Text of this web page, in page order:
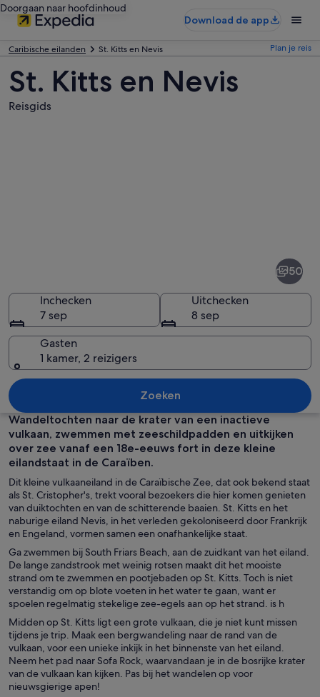
Doorgaan naar hoofdinhoud
Download de app
Caribische eilanden St. Kitts en Nevis Plan je reis
St. Kitts en Nevis
Reisgids
en
Nevis
Een resort met een strand en de
50
Inchecken
7 sep
Uitchecken
8 sep
Gasten
1 kamer, 2 reizigers
Zoeken
Wandeltochten naar de krater van een inactieve
vulkaan, zwemmen met zeeschildpadden en uitkijken
over zee vanaf een 18e-eeuws fort in deze kleine
eilandstaat in de Caraïben.
Dit kleine vulkaaneiland in de Caraïbische Zee, dat ook bekend staat
als St. Cristopher's, trekt vooral bezoekers die hier komen genieten
van duiktochten en van de schitterende baaien. St. Kitts en het
naburige eiland Nevis, in het verleden gekoloniseerd door Frankrijk
en Engeland, vormen samen een onafhankelijke staat.
Ga zwemmen bij South Friars Beach, aan de zuidkant van het eiland.
De lange zandstrook met weinig rotsen maakt dit het mooiste
strand om te zwemmen en pootjebaden op St. Kitts. Toch is niet
verstandig om op blote voeten in het water te gaan, want er
spoelen regelmatig stekelige zee-egels aan op het strand. is h
Midden op St. Kitts ligt een grote vulkaan, die je niet kunt missen
tijdens je trip. Maak een bergwandeling naar de rand van de
vulkaan, voor een unieke inkijk in het binnenste van het eiland.
Neem het pad naar Sofa Rock, waarvandaan je in de bosrijke krater
van de vulkaan kan kijken. Pas bij het wandelen op voor
nieuwsgierige apen!